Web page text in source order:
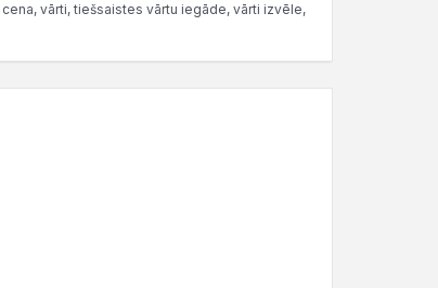
vārti, tiešsaistes vārtu iegāde, vārti izvēle,